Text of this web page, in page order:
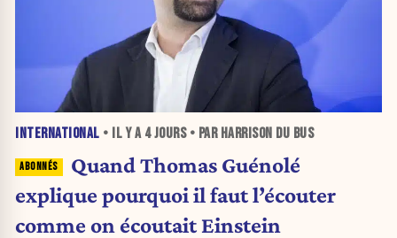
INTERNATIONAL • IL Y A 4 JOURS• PAR HARRISON DU BUS
Quand Thomas Guénolé
explique pourquoi il faut l’écouter
comme on écoutait Einstein